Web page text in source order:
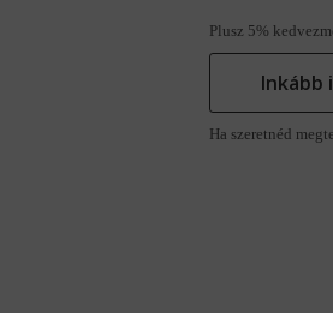
Plusz 5%
Ha szeretnéd